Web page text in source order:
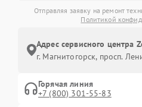
Отправляя заявку на ремонт
Политикой
Адрес сервисного центра
г. Магнитогорск, просп.
Горячая линия
+7 (800) 301-55-83